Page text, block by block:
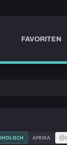
FAVORITEN
AFRIKA